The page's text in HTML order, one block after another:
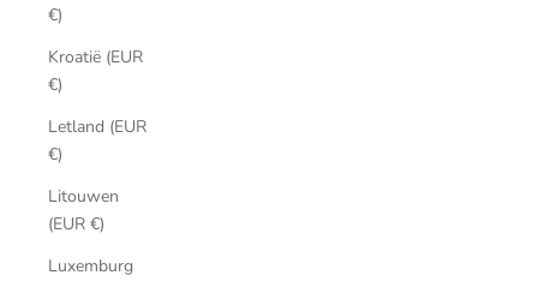
€)
Kroatië (EUR
€)
Letland (EUR
€)
Litouwen
(EUR €)
Luxemburg